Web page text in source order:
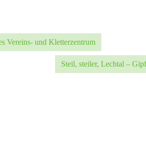
Vereins- und Kletterzentrum
Steil, steiler, Lechtal –